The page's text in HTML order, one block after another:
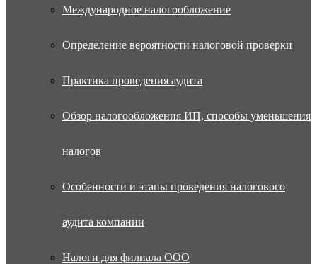
Международное налогообложение
Определение вероятности налоговой проверки
Практика проведения аудита
Обзор налогообложения ИП, способы уменьшения
налогов
Особенности и этапы проведения налогового
аудита компании
Налоги для филиала ООО